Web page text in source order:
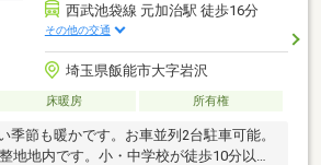
西武池袋線 元加治駅 徒歩16分
その他の交通
埼玉県飯能市大字岩沢
床暖房 所有権
季節も暖かです。お車並列2台駐車可能。
地地内です。小・中学校が徒歩10分以